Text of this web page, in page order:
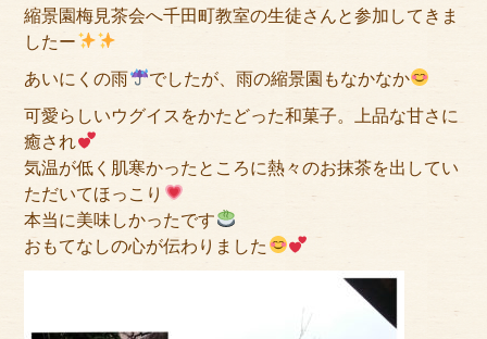
サイズのはかり方
ブログ
ご利用の流れ
今月のオススメ衣装
縮景園梅見茶会へ千田町教室の生徒さんと参加してきま
したー
あいにくの雨
でしたが、雨の縮景園もなかなか
可愛らしいウグイスをかたどった和菓子。上品な甘さに
癒され
気温が低く肌寒かったところに熱々のお抹茶を出してい
ただいてほっこり
本当に美味しかったです
おもてなしの心が伝わりました